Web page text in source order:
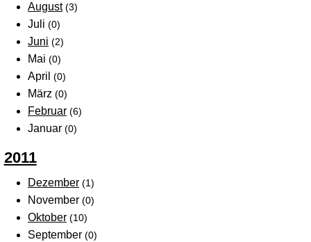
August (3)
Juli (0)
Juni (2)
Mai (0)
April (0)
März (0)
Februar (6)
Januar (0)
2011
Dezember (1)
November (0)
Oktober (10)
September (0)